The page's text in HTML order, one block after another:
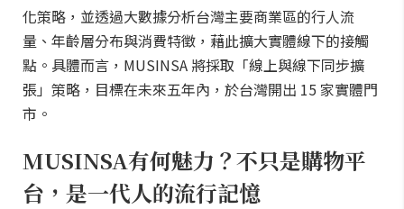
化策略，並透過大數據分析台灣主要商業區的行人流
量、年齡層分布與消費特徵，藉此擴大實體線下的接觸
點。具體而言，MUSINSA 將採取「線上與線下同步擴
張」策略，目標在未來五年內，於台灣開出 15 家實體門
市。
MUSINSA有何魅力？不只是購物平
台，是一代人的流行記憶